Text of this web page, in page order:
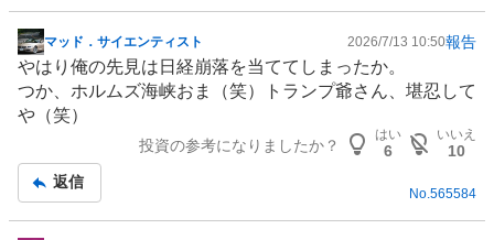
掲
示
板
記
マッド．サイエンティスト 2026/7/13 10:50報告
やはり俺の先見は日経崩落を当ててしまったか。
つか、ホルムズ海峡おま（笑）トランプ爺さん、堪忍して
や（笑）
投資の参考になりましたか？
はい
6
いいえ
10
返信
No. 565584